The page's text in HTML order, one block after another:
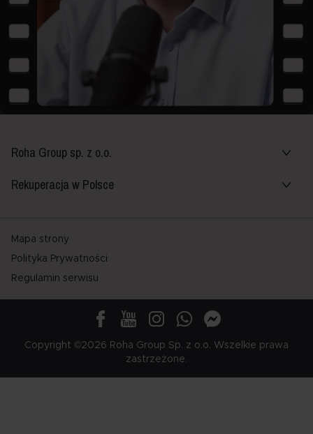
Roha Group sp. z o.o.
Rekuperacja w Polsce
Mapa strony
Polityka Prywatności
Regulamin serwisu
Copyright ©2026 Roha Group Sp. z o.o. Wszelkie prawa
zastrzeżone.